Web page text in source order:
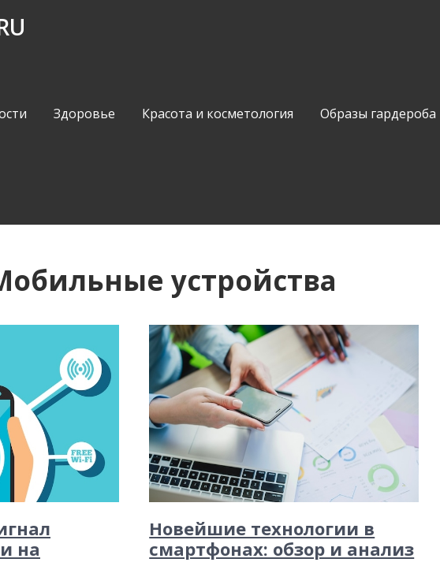
Здоровье Красота и косметология Образы гардероба
устройства
на
Новейшие технологии в
смартфонах: обзор и анализ